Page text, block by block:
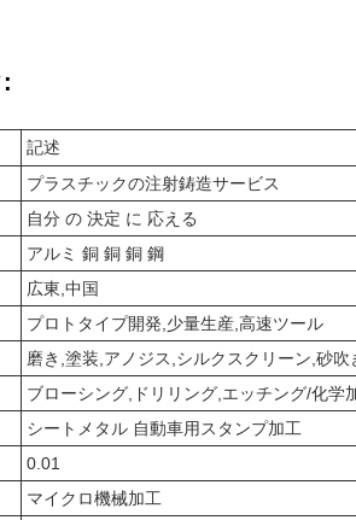
記述
プラスチックの注射鋳造サービス
自分 の 決定 に 応える
アルミ 銅 銅 銅 鋼
広東,中国
プロトタイプ開発,少量生産,高速ツール
磨き,塗装,アノジス,シルクスクリーン,砂吹
ブローシング,ドリリング,エッチング/化
シートメタル 自動車用スタンプ加工
0.01
マイクロ機械加工